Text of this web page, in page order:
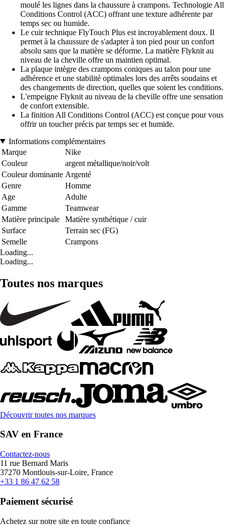
moulé les lignes dans la chaussure à crampons. Technologie All
Conditions Control (ACC) offrant une texture adhérente par
temps sec ou humide.
Le cuir technique FlyTouch Plus est incroyablement doux. Il
permet à la chaussure de s'adapter à ton pied pour un confort
absolu sans que la matière se déforme. La matière Flyknit au
niveau de la cheville offre un maintien optimal.
La plaque intègre des crampons coniques au talon pour une
adhérence et une stabilité optimales lors des arrêts soudains et
des changements de direction, quelles que soient les conditions.
L'empeigne Flyknit au niveau de la cheville offre une sensation
de confort extensible.
La finition All Conditions Control (ACC) est conçue pour vous
offrir un toucher précis par temps sec et humide.
Informations complémentaires
Marque
Nike
Couleur
argent métallique/noir/volt
Couleur dominante Argenté
Genre
Homme
Age
Adulte
Gamme
Teamwear
Matière principale
Matière synthétique / cuir
Surface
Terrain sec (FG)
Semelle
Crampons
Loading...
Loading...
Toutes nos marques
Découvrir toutes nos marques
SAV en France
Contactez-nous
11 rue Bernard Maris
37270 Montlouis-sur-Loire, France
+33 1 86 47 62 58
Paiement sécurisé
Achetez sur notre site en toute confiance